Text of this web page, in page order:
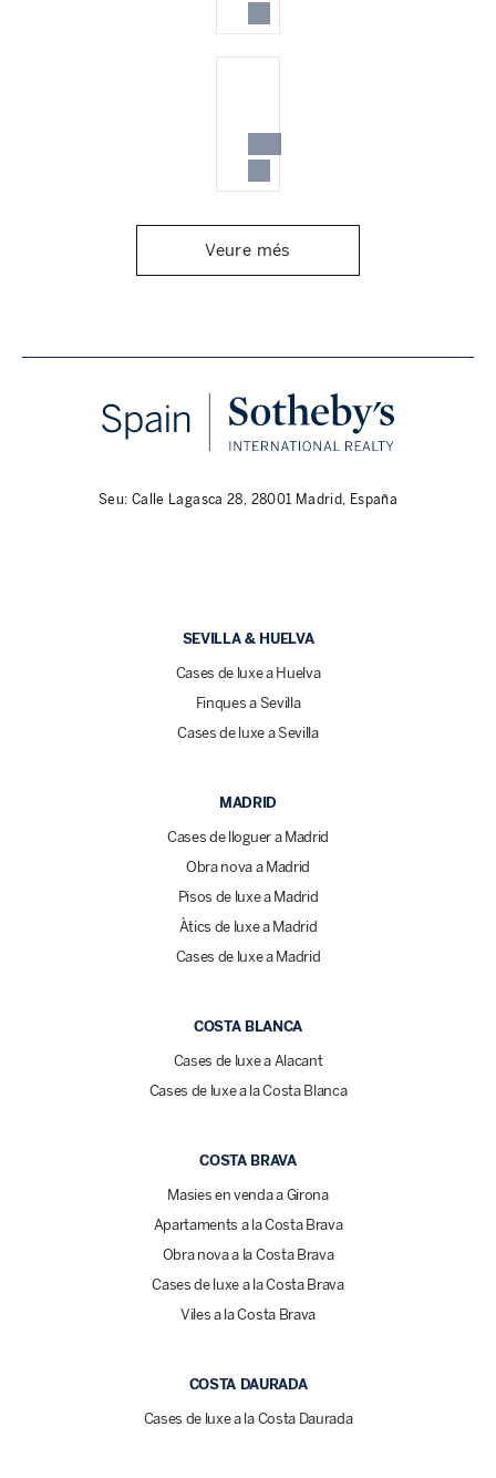
Veure més
Seu: Calle Lagasca 28, 28001 Madrid, España
SEVILLA & HUELVA
Cases de luxe a Huelva
Finques a Sevilla
Cases de luxe a Sevilla
MADRID
Cases de lloguer a Madrid
Obra nova a Madrid
Pisos de luxe a Madrid
Àtics de luxe a Madrid
Cases de luxe a Madrid
COSTA BLANCA
Cases de luxe a Alacant
Cases de luxe a la Costa Blanca
COSTA BRAVA
Masies en venda a Girona
Apartaments a la Costa Brava
Obra nova a la Costa Brava
Cases de luxe a la Costa Brava
Viles a la Costa Brava
COSTA DAURADA
Cases de luxe a la Costa Daurada